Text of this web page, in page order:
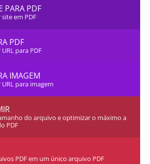
PARA PDF
em PDF
PDF
para PDF
IMAGEM
para imagem
do arquivo e optimizar o máximo a
PDF
PDF em um único arquivo PDF